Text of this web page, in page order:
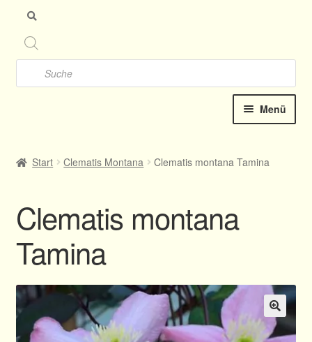
Products
search
Menü
Katalog online 2025
Kontakt
Termine
Allgemeines
Start Clematis Montana Clematis montana Tamina
Clematis montana
Tamina
🔍